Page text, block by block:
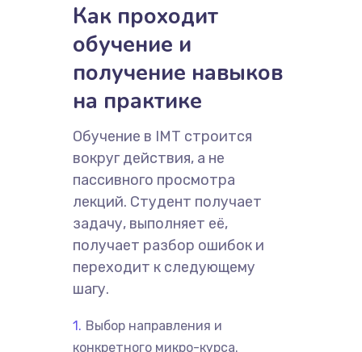
Как проходит
обучение и
получение навыков
на практике
Обучение в IMT строится
вокруг действия, а не
пассивного просмотра
лекций. Студент получает
задачу, выполняет её,
получает разбор ошибок и
переходит к следующему
шагу.
Выбор направления и
конкретного микро-курса.